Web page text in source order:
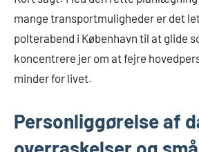
mange transportmuligheder er det
polterabend i København til at glide
koncentrere jer om at fejre
minder for livet.
Personliggørelse af